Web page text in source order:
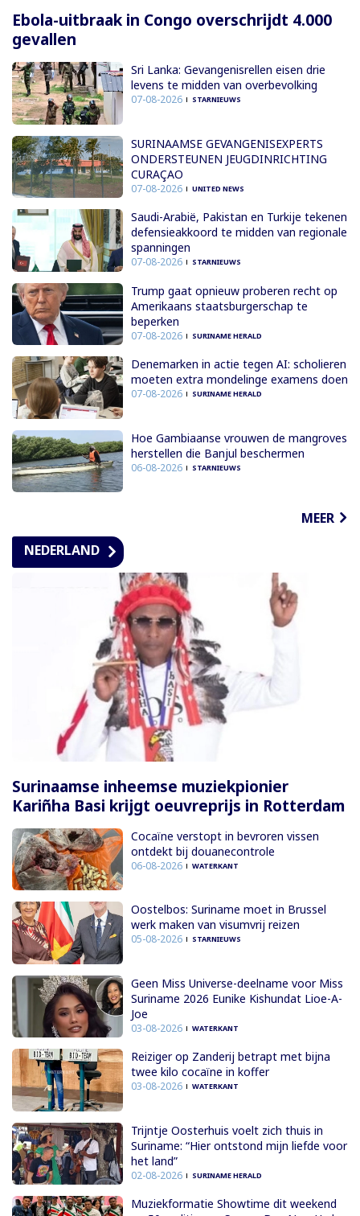
Ebola-uitbraak in Congo overschrijdt 4.000
gevallen
Sri Lanka: Gevangenisrellen eisen drie
levens te midden van overbevolking
07-08-2026 STARNIEUWS
SURINAAMSE GEVANGENISEXPERTS
ONDERSTEUNEN JEUGDINRICHTING
CURAÇAO
07-08-2026 UNITED NEWS
Saudi-Arabië, Pakistan en Turkije tekenen
defensieakkoord te midden van regionale
spanningen
07-08-2026 STARNIEUWS
Trump gaat opnieuw proberen recht op
Amerikaans staatsburgerschap te
beperken
07-08-2026 SURINAME HERALD
Denemarken in actie tegen AI: scholieren
moeten extra mondelinge examens doen
07-08-2026 SURINAME HERALD
Hoe Gambiaanse vrouwen de mangroves
herstellen die Banjul beschermen
06-08-2026 STARNIEUWS
MEER
NEDERLAND
Surinaamse inheemse muziekpionier
Kariñha Basi krijgt oeuvreprijs in Rotterdam
Cocaïne verstopt in bevroren vissen
ontdekt bij douanecontrole
06-08-2026 WATERKANT
Oostelbos: Suriname moet in Brussel
werk maken van visumvrij reizen
05-08-2026 STARNIEUWS
Geen Miss Universe-deelname voor Miss
Suriname 2026 Eunike Kishundat Lioe-A-
Joe
03-08-2026 WATERKANT
Reiziger op Zanderij betrapt met bijna
twee kilo cocaïne in koffer
03-08-2026 WATERKANT
Trijntje Oosterhuis voelt zich thuis in
Suriname: “Hier ontstond mijn liefde voor
het land”
02-08-2026 SURINAME HERALD
Muziekformatie Showtime dit weekend